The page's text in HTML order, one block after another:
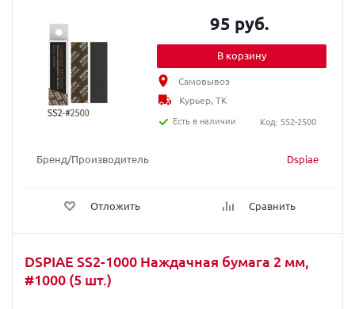
Бренд/Производитель Dspiae
Отложить Сравнить
95 руб.
В корзину
Самовывоз
Курьер, ТК
Есть в наличии
Код: SS2-2500
DSPIAE SS2-1000 Наждачная бумага 2 мм,
#1000 (5 шт.)